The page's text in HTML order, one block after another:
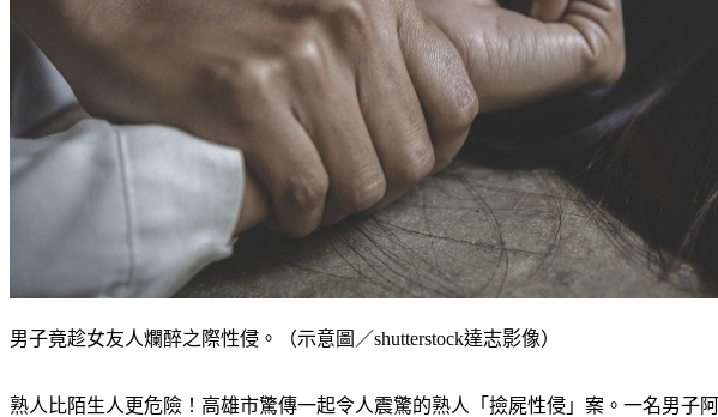
男子竟趁女友人爛醉之際性侵。（示意圖／shutterstock達志影像）
熟人比陌生人更危險！高雄市驚傳一起令人震驚的熟人「撿屍性侵」案。一名男